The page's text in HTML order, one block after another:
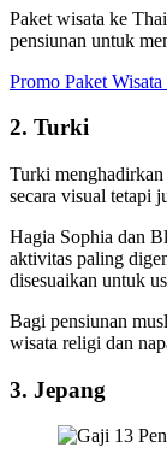
Paket wisata ke
pensiunan untuk
Promo Paket
2. Turki
Turki
secara visual tetapi
Hagia Sophia dan
aktivitas paling
disesuaikan untuk
Bagi pensiunan
wisata religi dan
3. Jepang